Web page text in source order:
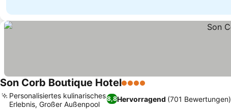
Son Corb Boutique Hotel4 Sterne
8,8Hervorragend (701 Bewertungen)
Personalisiertes kulinarisches
Erlebnis, Großer Außenpool